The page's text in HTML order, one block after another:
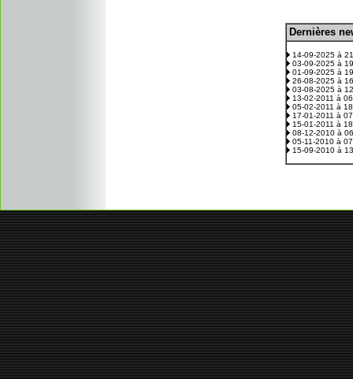
Dernières
14-09-2025 à
03-09-2025 à
01-09-2025 à
26-08-2025 à
03-08-2025 à
13-02-2011 à
05-02-2011 à
17-01-2011 à
15-01-2011 à
08-12-2010 à
05-11-2010 à
15-09-2010 à